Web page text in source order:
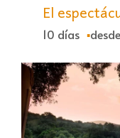
El
10 días